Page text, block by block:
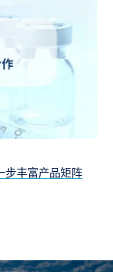
步丰富产品矩阵